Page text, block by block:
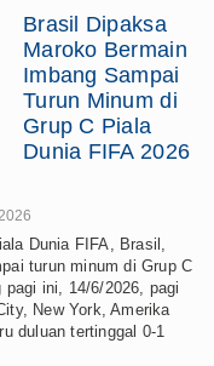
Brasil Dipaksa
Maroko Bermain
Imbang Sampai
Turun Minum di
Grup C Piala
Dunia FIFA 2026
Dunia FIFA, Brasil,
turun minum di Grup C
pagi ini, 14/6/2026, pagi
New York, Amerika
duluan tertinggal 0-1